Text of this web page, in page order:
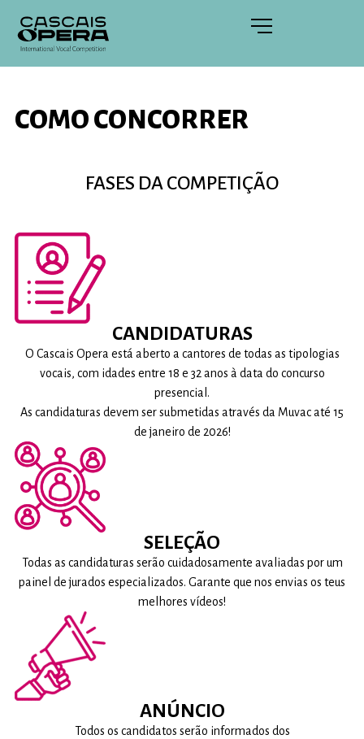
COMO CONCORRER
FASES DA COMPETIÇÃO
CANDIDATURAS
O Cascais Opera está aberto a cantores de todas as tipologias
vocais, com idades entre 18 e 32 anos à data do concurso
presencial.
As candidaturas devem ser submetidas através da Muvac até 15
de janeiro de 2026!
SELEÇÃO
Todas as candidaturas serão cuidadosamente avaliadas por um
painel de jurados especializados. Garante que nos envias os teus
melhores vídeos!
ANÚNCIO
Todos os candidatos serão informados dos